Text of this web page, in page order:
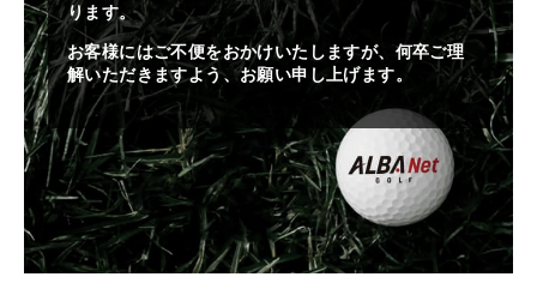
ります。
お客様にはご不便をおかけいたしますが、何卒ご理
解いただきますよう、お願い申し上げます。